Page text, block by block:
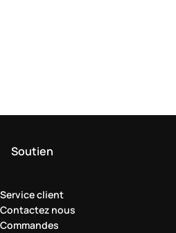
Soutien
Service client
Contactez nous
Commandes